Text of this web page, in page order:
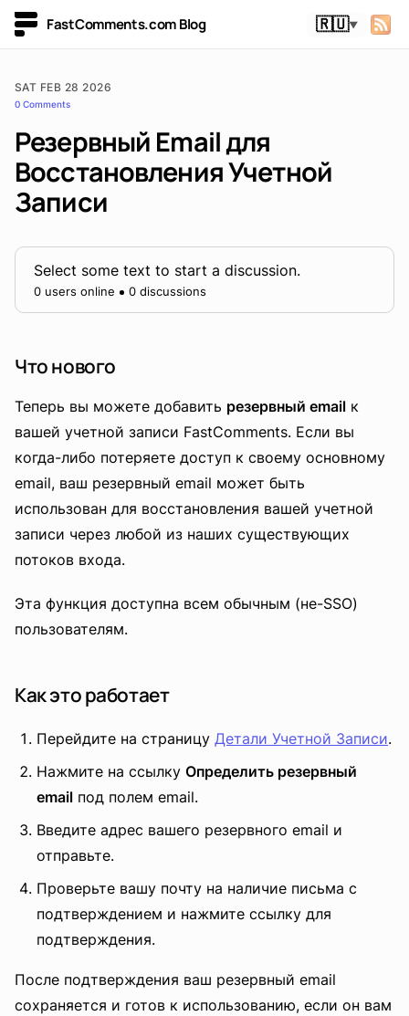
FastComments.com Blog 🇷🇺▼
SAT FEB 28 2026
0 Comments
Резервный Email для
Восстановления Учетной
Записи
Select some text to start a discussion.
0 users online 0 discussions
Что нового
Теперь вы можете добавить резервный email к
вашей учетной записи FastComments. Если вы
когда-либо потеряете доступ к своему основному
email, ваш резервный email может быть
использован для восстановления вашей учетной
записи через любой из наших существующих
потоков входа.
Эта функция доступна всем обычным (не-SSO)
пользователям.
Как это работает
Перейдите на страницу Детали Учетной Записи.
Нажмите на ссылку Определить резервный
email под полем email.
Введите адрес вашего резервного email и
отправьте.
Проверьте вашу почту на наличие письма с
подтверждением и нажмите ссылку для
подтверждения.
После подтверждения ваш резервный email
сохраняется и готов к использованию, если он вам